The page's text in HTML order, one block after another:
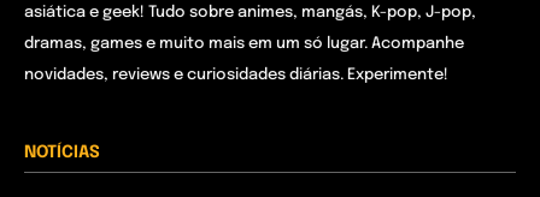
asiática e geek! Tudo sobre animes, mangás, K-pop, J-pop,
dramas, games e muito mais em um só lugar. Acompanhe
novidades, reviews e curiosidades diárias. Experimente!
NOTÍCIAS